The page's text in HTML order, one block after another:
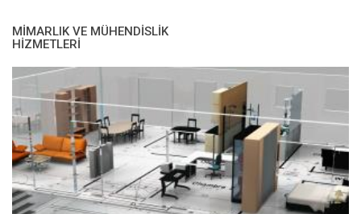
MİMARLIK VE MÜHENDİSLİK
HİZMETLERİ